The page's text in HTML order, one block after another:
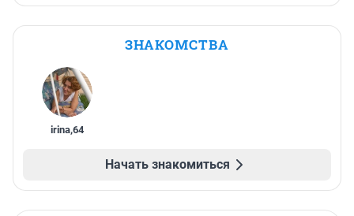
ЗНАКОМСТВА
irina,64
Начать знакомиться